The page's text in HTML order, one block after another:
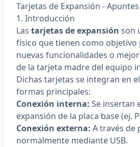
Tarjetas de Expansión - Apuntes
1. Introducción
Las tarjetas de expansión son
físico que tienen como
nuevas funcionalidades o
de la tarjeta madre del equipo
Dichas tarjetas se integran en
formas principales:
Conexión interna: Se insertan
expansión de la placa base (ej.
Conexión externa: A través de
normalmente mediante USB.